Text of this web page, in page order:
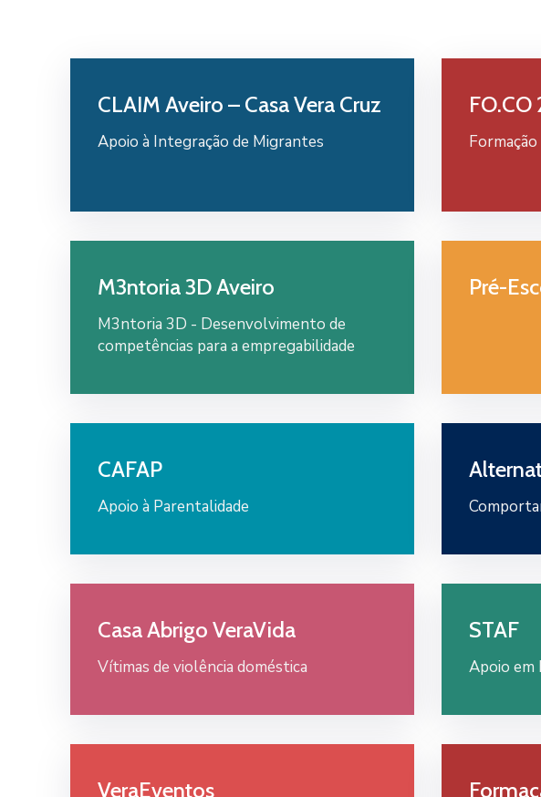
CLAIM Aveiro – Casa Vera Cruz
Apoio à Integração de Migrantes Formação
M3ntoria 3D Aveiro
M3ntoria 3D - Desenvolvimento de
competências para a empregabilidade
Pré-
CAFAP
Apoio à Parentalidade
Casa Abrigo VeraVida
Vítimas de violência doméstica
STAF
Apoio em
VeraEventos